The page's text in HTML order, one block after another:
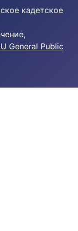
кадетское
General Public